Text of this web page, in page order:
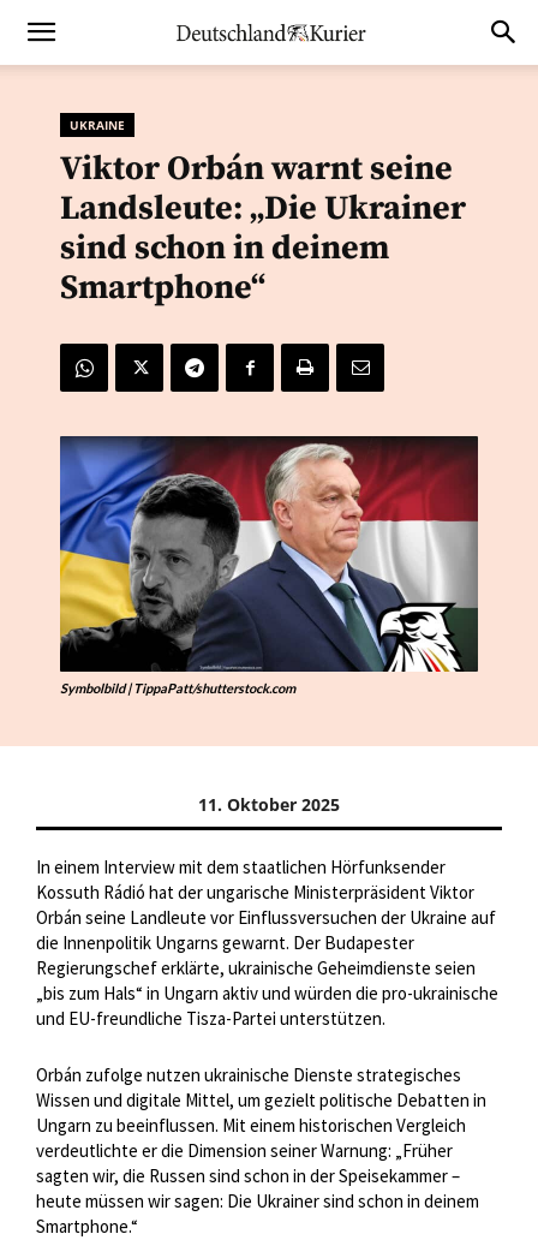
UKRAINE
Viktor Orbán warnt seine
Landsleute: „Die Ukrainer
sind schon in deinem
Smartphone“
Symbolbild | TippaPatt/shutterstock.com
11. Oktober 2025
In einem Interview mit dem staatlichen Hörfunksender
Kossuth Rádió hat der ungarische Ministerpräsident Viktor
Orbán seine Landleute vor Einflussversuchen der Ukraine auf
die Innenpolitik Ungarns gewarnt. Der Budapester
Regierungschef erklärte, ukrainische Geheimdienste seien
„bis zum Hals“ in Ungarn aktiv und würden die pro-ukrainische
und EU-freundliche Tisza-Partei unterstützen.
Orbán zufolge nutzen ukrainische Dienste strategisches
Wissen und digitale Mittel, um gezielt politische Debatten in
Ungarn zu beeinflussen. Mit einem historischen Vergleich
verdeutlichte er die Dimension seiner Warnung: „Früher
sagten wir, die Russen sind schon in der Speisekammer –
heute müssen wir sagen: Die Ukrainer sind schon in deinem
Smartphone.“